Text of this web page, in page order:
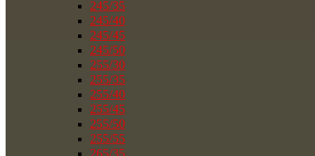
245/35
245/40
245/45
245/50
255/30
255/35
255/40
255/45
255/50
255/55
265/35